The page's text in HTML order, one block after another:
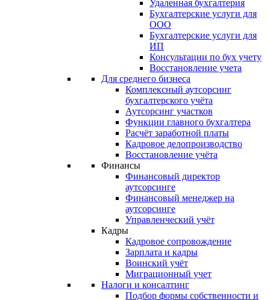
Удаленная бухгалтерия
Бухгалтерские услуги для
ООО
Бухгалтерские услуги для
ИП
Консультации по бух учету
Восстановление учета
Для среднего бизнеса
Комплексный аутсорсинг
бухгалтерского учёта
Аутсорсинг участков
Функции главного бухгалтера
Расчёт заработной платы
Кадровое делопроизводство
Восстановление учёта
Финансы
Финансовый директор
аутсорсинге
Финансовый менеджер на
аутсорсинге
Управленческий учёт
Кадры
Кадровое сопровождение
Зарплата и кадры
Воинский учёт
Миграционный учет
Налоги и консалтинг
Подбор формы собственности и